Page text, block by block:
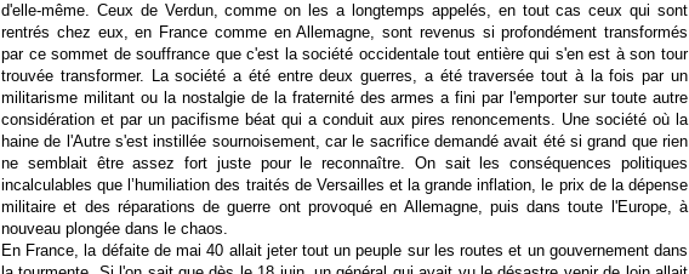
d'elle-même. Ceux de Verdun, comme on les a longtemps appelés, en tout cas ceux qui sont
rentrés chez eux, en France comme en Allemagne, sont revenus si profondément transformés
par ce sommet de souffrance que c'est la société occidentale tout entière qui s'en est à son tour
trouvée transformer. La société a été entre deux guerres, a été traversée tout à la fois par un
militarisme militant ou la nostalgie de la fraternité des armes a fini par l'emporter sur toute autre
considération et par un pacifisme béat qui a conduit aux pires renoncements. Une société où la
haine de l'Autre s'est instillée sournoisement, car le sacrifice demandé avait été si grand que rien
ne semblait être assez fort juste pour le reconnaître. On sait les conséquences politiques
incalculables que l’humiliation des traités de Versailles et la grande inflation, le prix de la dépense
militaire et des réparations de guerre ont provoqué en Allemagne, puis dans toute l'Europe, à
nouveau plongée dans le chaos.
En France, la défaite de mai 40 allait jeter tout un peuple sur les routes et un gouvernement dans